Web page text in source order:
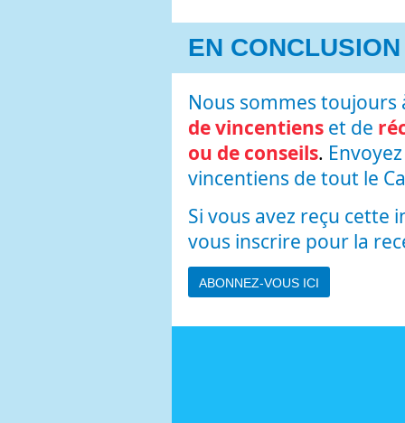
EN CONCLUSION
Nous sommes toujours
de vincentiens et de
ou de conseils.
vincentiens de tout le
Si vous avez reçu cette
vous inscrire pour la
ABONNEZ-VOUS ICI